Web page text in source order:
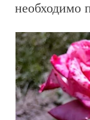
необходимо